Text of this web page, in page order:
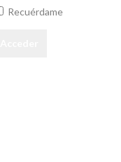
Recuérdame